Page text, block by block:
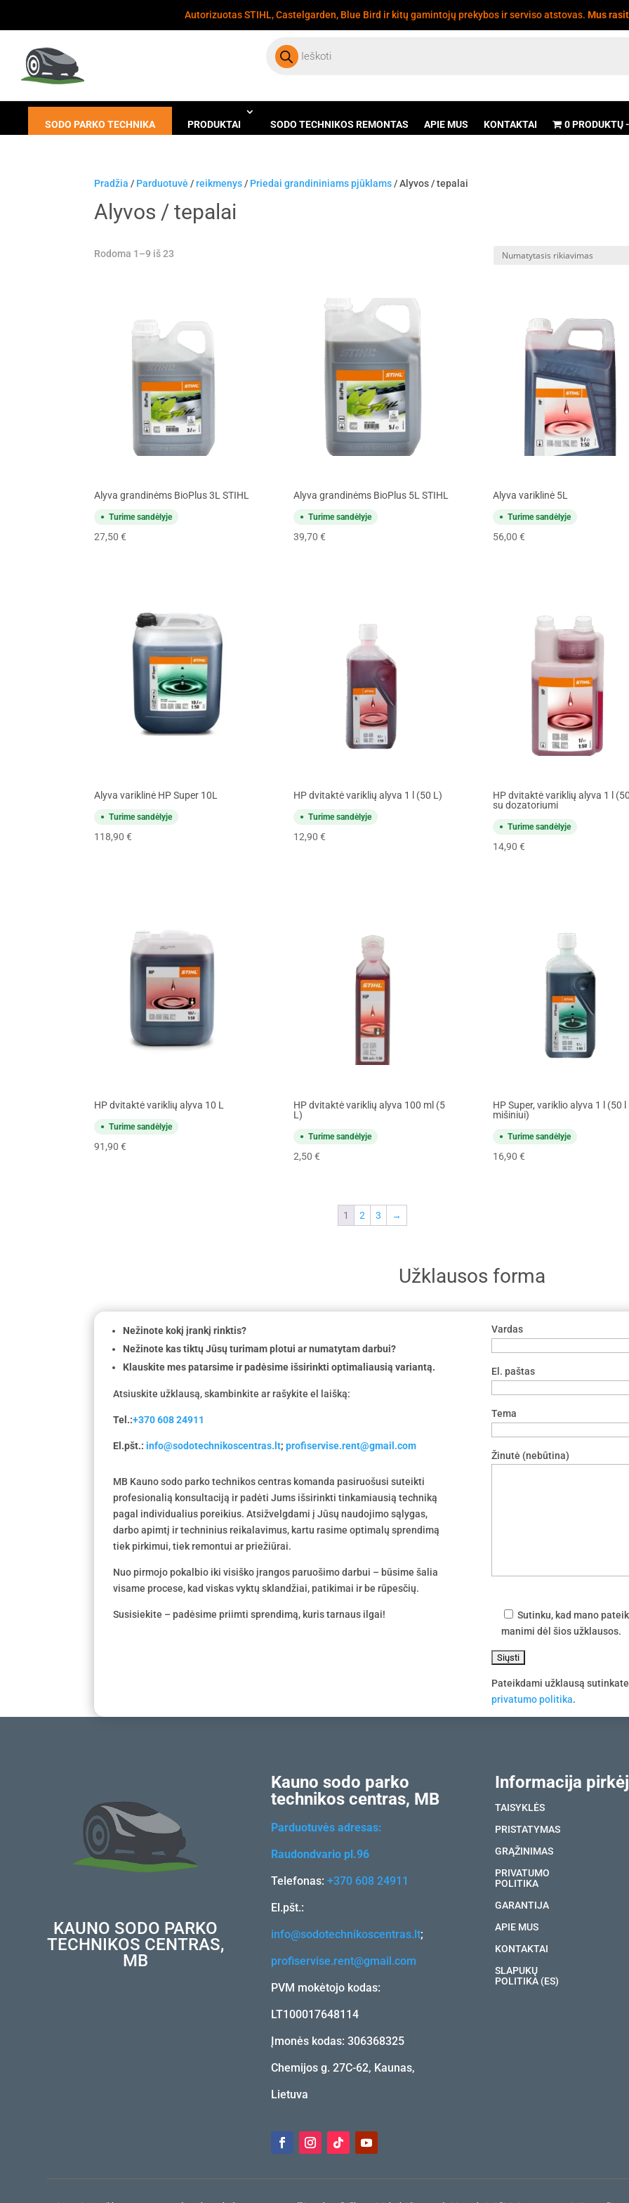
Autorizuotas STIHL, Castelgarden, Blue Bird ir kitų gamintojų prekybos ir serviso atstovas. Mus
search
SODO PARKO TECHNIKA PRODUKTAI SODO TECHNIKOS REMONTAS APIE MUS KONTAKTAI 0 PRODUKTŲ
Pradžia / Parduotuvė /reikmenys / Priedai grandininiams pjūklams / Alyvos / tepalai
Alyvos / tepalai
Rodoma 1–9 iš 23
Alyva grandinėms BioPlus 3L STIHL
Turime sandėlyje
27,50€
Alyva grandinėms BioPlus 5L STIHL
Turime sandėlyje
39,70 €
Alyva variklinė 5L
Turime sandėlyje
56,00 €
Alyva variklinė HP Super 10L
Turime sandėlyje
118,90€
HP dvitaktė variklių alyva 1 l (50 L)
Turime sandėlyje
12,90 €
HP dvitaktė variklių alyva 1 l
su dozatoriumi
Turime sandėlyje
14,90 €
HP dvitaktė variklių alyva 10 L
Turime sandėlyje
91,90€
HP dvitaktė variklių alyva 100 ml (5
L)
Turime sandėlyje
2,50 €
HP Super, variklio alyva 1 l (50 l
mišiniui)
Turime sandėlyje
16,90 €
1 2 3 →
Užklausos forma
Nežinote kokį įrankį rinktis?
Nežinote kas tiktų Jūsų turimam plotui ar numatytam darbui?
Klauskite mes patarsime ir padėsime išsirinkti optimaliausią variantą.
Atsiuskite užklausą, skambinkite ar rašykite el laišką:
Tel.:+370 608 24911
El.pšt.:info@sodotechnikoscentras.lt;profiservise.rent@gmail.com
MB Kauno sodo parko technikos centras komanda pasiruošusi suteikti
profesionalią konsultaciją ir padėti Jums išsirinkti tinkamiausią techniką
pagal individualius poreikius. Atsižvelgdami į Jūsų naudojimo sąlygas,
darbo apimtį ir techninius reikalavimus, kartu rasime optimalų sprendimą
tiek pirkimui, tiek remontui ar priežiūrai.
Nuo pirmojo pokalbio iki visiško įrangos paruošimo darbui – būsime šalia
visame procese, kad viskas vyktų sklandžiai, patikimai ir be rūpesčių.
Susisiekite – padėsime priimti sprendimą, kuris tarnaus ilgai!
Vardas
El. paštas
Tema
Žinutė (nebūtina)
Sutinku, kad mano
manimi dėl šios užklausos.
Pateikdami užklausą
privatumo politika.
KAUNO SODO PARKO
TECHNIKOS CENTRAS,
MB
Kauno sodo parko
technikos centras, MB
Parduotuvės adresas:
Raudondvario pl.96
Telefonas:+370 608 24911
El.pšt.:
info@sodotechnikoscentras.lt;
profiservise.rent@gmail.com
PVM mokėtojo kodas:
LT100017648114
Įmonės kodas: 306368325
Chemijos g. 27C-62, Kaunas,
Lietuva
Informacija
TAISYKLĖS
PRISTATYMAS
GRĄŽINIMAS
PRIVATUMO
POLITIKA
GARANTIJA
APIE MUS
KONTAKTAI
SLAPUKŲ
POLITIKA (ES)